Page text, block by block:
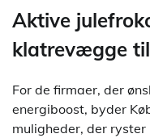
Aktive
klatrevægge
For de firmaer, der
energiboost, byder
muligheder, der